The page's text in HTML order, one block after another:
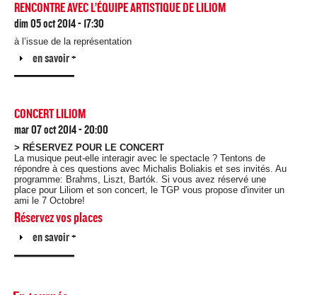
RENCONTRE AVEC L’ÉQUIPE ARTISTIQUE DE LILIOM
dim 05 oct 2014 - 17:30
à l’issue de la représentation
Afficher
en savoir +
CONCERT LILIOM
mar 07 oct 2014 - 20:00
> RÉSERVEZ POUR LE CONCERT
La musique peut-elle interagir avec le spectacle ? Tentons de
répondre à ces questions avec Michalis Boliakis et ses invités. Au
programme: Brahms, Liszt, Bartók. Si vous avez réservé une
place pour Liliom et son concert, le TGP vous propose d'inviter un
ami le 7 Octobre!
Réservez vos places
Afficher
en savoir +